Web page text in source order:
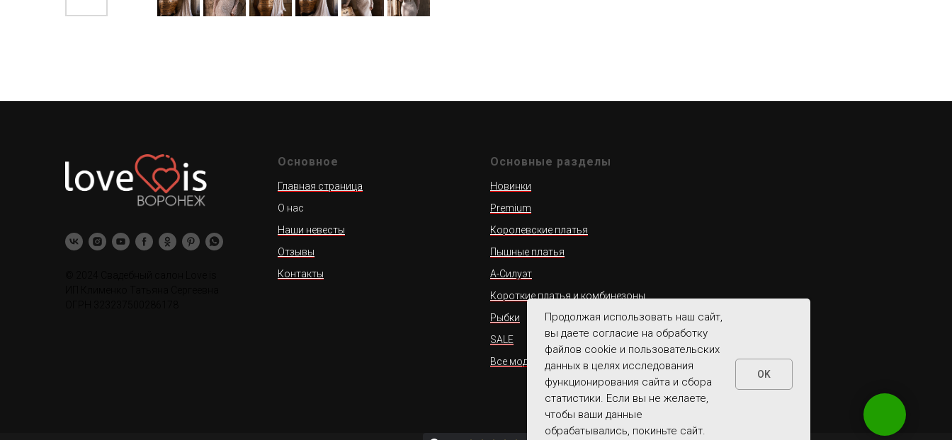
Основное
Главная страница
О нас
Наши невесты
Отзывы
Контакты
Основные разделы
Новинки
Premium
Королевские платья
Пышные платья
А-Силуэт
Короткие платья и комбинезоны
Рыбки
SALE
Все модели
Продолжая использовать наш сайт,
вы даете согласие на обработку
файлов cookie и пользовательских
данных в целях исследования
функционирования сайта и сбора
статистики. Если вы не желаете,
чтобы ваши данные
обрабатывались, покиньте сайт.
OK